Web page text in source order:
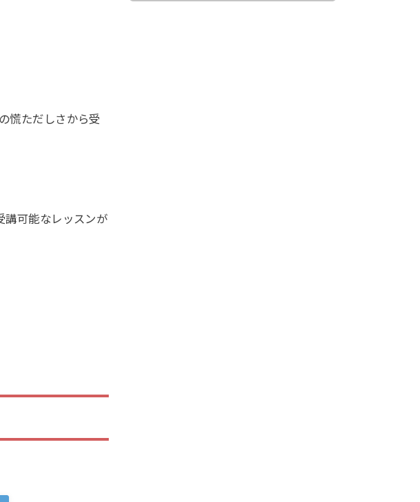
慌ただしさから受
講可能なレッスンが